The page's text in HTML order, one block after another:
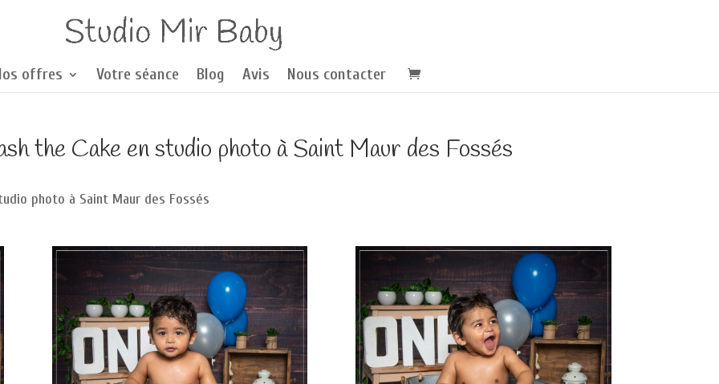
offres Votre séance Blog Avis Nous contacter
the Cake en studio photo à Saint Maur des Fossés
photo à Saint Maur des Fossés